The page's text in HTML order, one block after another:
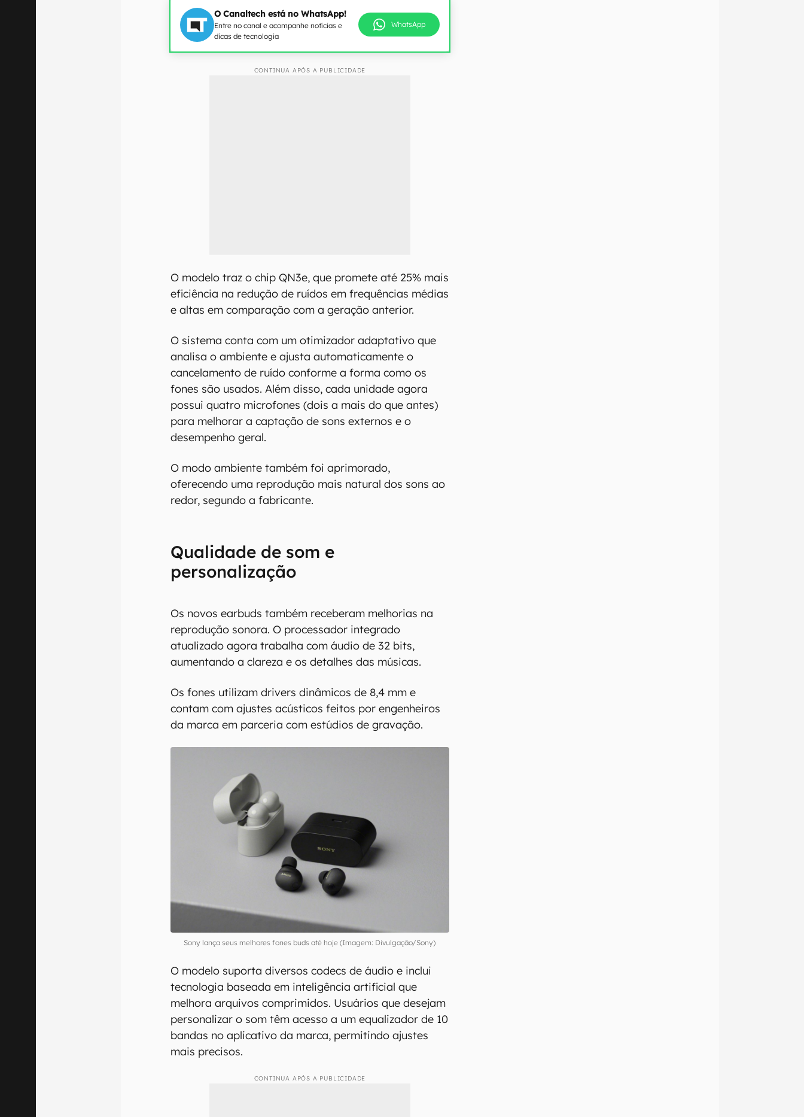
O Canaltech está no WhatsApp!
Entre no canal e acompanhe notícias e
dicas de tecnologia
WhatsApp
CONTINUA APÓS A PUBLICIDADE
O modelo traz o chip QN3e, que promete até 25% mais
eficiência na redução de ruídos em frequências médias
e altas em comparação com a geração anterior.
O sistema conta com um otimizador adaptativo que
analisa o ambiente e ajusta automaticamente o
cancelamento de ruído conforme a forma como os
fones são usados. Além disso, cada unidade agora
possui quatro microfones (dois a mais do que antes)
para melhorar a captação de sons externos e o
desempenho geral.
O modo ambiente também foi aprimorado,
oferecendo uma reprodução mais natural dos sons ao
redor, segundo a fabricante.
Qualidade de som e
personalização
Os novos earbuds também receberam melhorias na
reprodução sonora. O processador integrado
atualizado agora trabalha com áudio de 32 bits,
aumentando a clareza e os detalhes das músicas.
Os fones utilizam drivers dinâmicos de 8,4 mm e
contam com ajustes acústicos feitos por engenheiros
da marca em parceria com estúdios de gravação.
Sony lança seus melhores fones buds até hoje (Imagem: Divulgação/Sony)
O modelo suporta diversos codecs de áudio e inclui
tecnologia baseada em inteligência artificial que
melhora arquivos comprimidos. Usuários que desejam
personalizar o som têm acesso a um equalizador de 10
bandas no aplicativo da marca, permitindo ajustes
mais precisos.
CONTINUA APÓS A PUBLICIDADE